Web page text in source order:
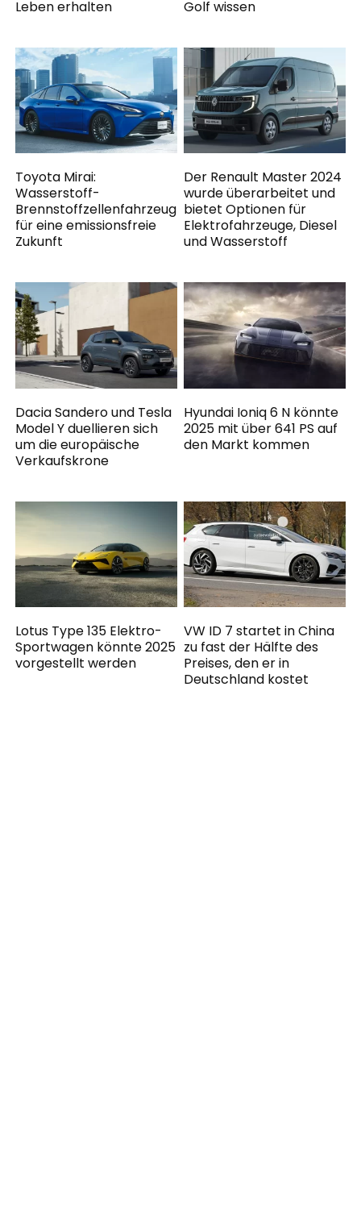
Leben erhalten Golf wissen
Toyota Mirai:
Wasserstoff-
Brennstoffzellenfahrzeug
für eine emissionsfreie
Zukunft
Der Renault Master 2024
wurde überarbeitet und
bietet Optionen für
Elektrofahrzeuge, Diesel
und Wasserstoff
Dacia Sandero und Tesla
Model Y duellieren sich
um die europäische
Verkaufskrone
Hyundai Ioniq 6 N könnte
2025 mit über 641 PS auf
den Markt kommen
Lotus Type 135 Elektro-
Sportwagen könnte 2025
vorgestellt werden
VW ID 7 startet in China
zu fast der Hälfte des
Preises, den er in
Deutschland kostet